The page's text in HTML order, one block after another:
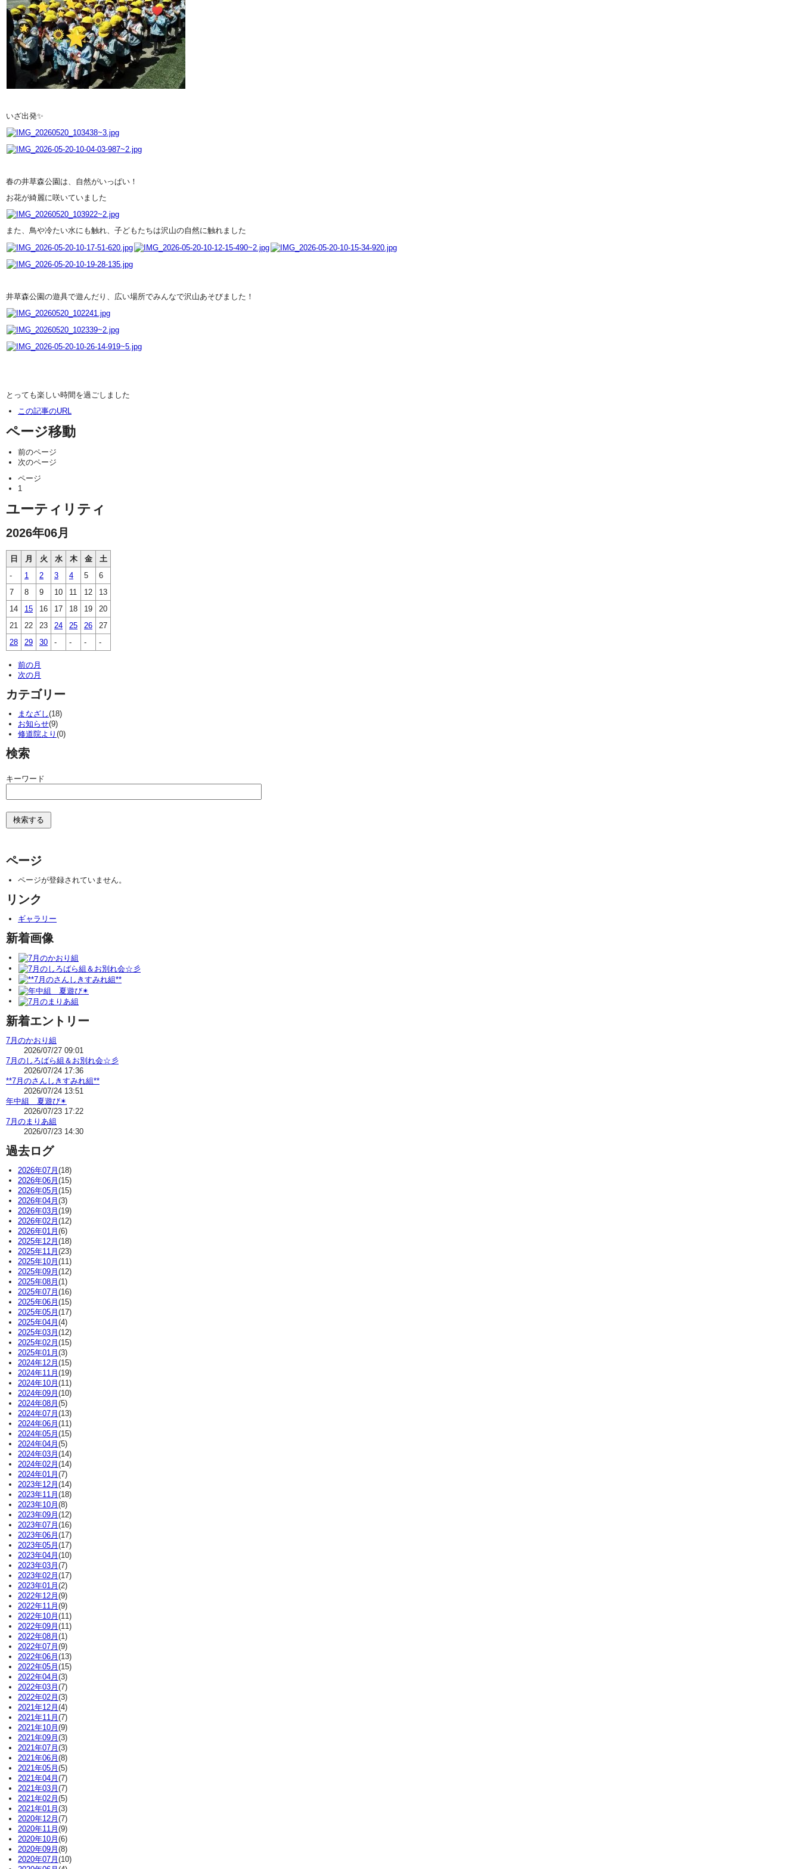
いざ出発✨
春の井草森公園は、自然がいっぱい！
お花が綺麗に咲いていました
また、鳥や冷たい水にも触れ、子どもたちは沢山の自然に触れました
井草森公園の遊具で遊んだり、広い場所でみんなで沢山あそびました！
とっても楽しい時間を過ごしました
この記事のURL
ページ移動
前のページ
次のページ
ページ
1
ユーティリティ
2026年06月
日 月 火 水 木 金
土
-
1 2 3 4 5
6
7
8 9 10 11 12
13
14
15 16 17 18 19
20
21
22 23 24 25 26
27
28
29 30 - - - -
前の月
次の月
カテゴリー
まなざし(18)
お知らせ(9)
修道院より (0)
検索
キーワード
ページ
ページが登録されていません。
リンク
ギャラリー
新着画像
新着エントリー
7月のかおり組
2026/07/27 09:01
7月のしろばら組＆お別れ会☆彡
2026/07/24 17:36
**7月のさんしきすみれ組**
2026/07/24 13:51
年中組 夏遊び✴
2026/07/23 17:22
7月のまりあ組
2026/07/23 14:30
過去ログ
2026年07月(18)
2026年06月(15)
2026年05月(15)
2026年04月(3)
2026年03月(19)
2026年02月(12)
2026年01月(6)
2025年12月(18)
2025年11月(23)
2025年10月(11)
2025年09月(12)
2025年08月(1)
2025年07月(16)
2025年06月(15)
2025年05月(17)
2025年04月(4)
2025年03月(12)
2025年02月(15)
2025年01月(3)
2024年12月(15)
2024年11月(19)
2024年10月(11)
2024年09月(10)
2024年08月(5)
2024年07月(13)
2024年06月(11)
2024年05月(15)
2024年04月(5)
2024年03月(14)
2024年02月(14)
2024年01月(7)
2023年12月(14)
2023年11月(18)
2023年10月(8)
2023年09月(12)
2023年07月(16)
2023年06月(17)
2023年05月(17)
2023年04月(10)
2023年03月(7)
2023年02月(17)
2023年01月(2)
2022年12月(9)
2022年11月(9)
2022年10月(11)
2022年09月(11)
2022年08月(1)
2022年07月(9)
2022年06月(13)
2022年05月(15)
2022年04月(3)
2022年03月(7)
2022年02月(3)
2021年12月(4)
2021年11月(7)
2021年10月(9)
2021年09月(3)
2021年07月(3)
2021年06月(8)
2021年05月(5)
2021年04月(7)
2021年03月(7)
2021年02月(5)
2021年01月(3)
2020年12月(7)
2020年11月(9)
2020年10月(6)
2020年09月(8)
2020年07月(10)